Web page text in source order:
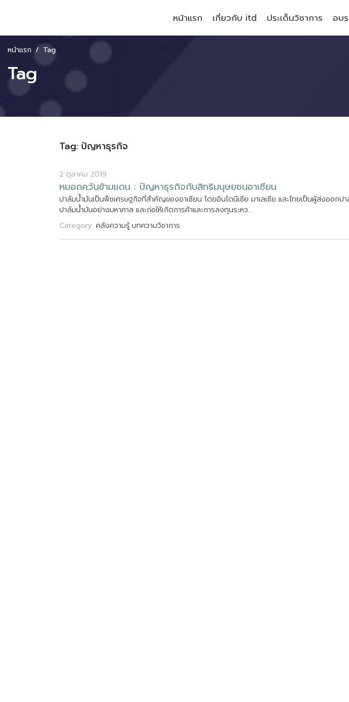
หน้าแรก เกี่ยวกับ itd ประเด็นวิชาการ อบ
หน้าแรก Tag
Tag
Tag: ปัญหาธุรกิจ
2 ตุลาคม 2019
หมอกควนขามแดน : ปญหาธรกจกบสทธมนษยชนอาเซยน
ปาลมนมนเปนพชเศรษฐกจทสคญของอาเซยน โดยอนโดนเซย มาเลเซย และไทยเปนผสงออกปา
ปาลมนมนอยางมหาศาล และกอใหเกดการคาและการลงทนระหว...
Category: คลังความรู้บทความวิชาการ